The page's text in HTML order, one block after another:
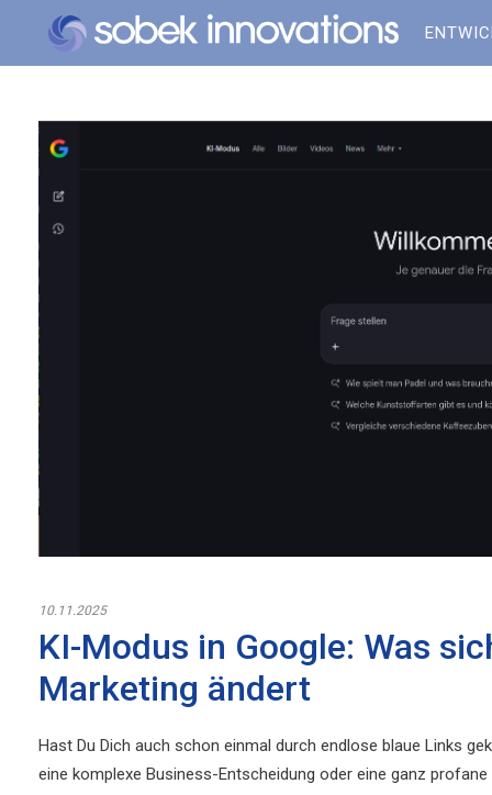
10.11.2025
KI-Modus in Google: Was
Marketing ändert
Hast Du Dich auch schon einmal durch endlose blaue Links
eine komplexe Business-Entscheidung oder eine ganz